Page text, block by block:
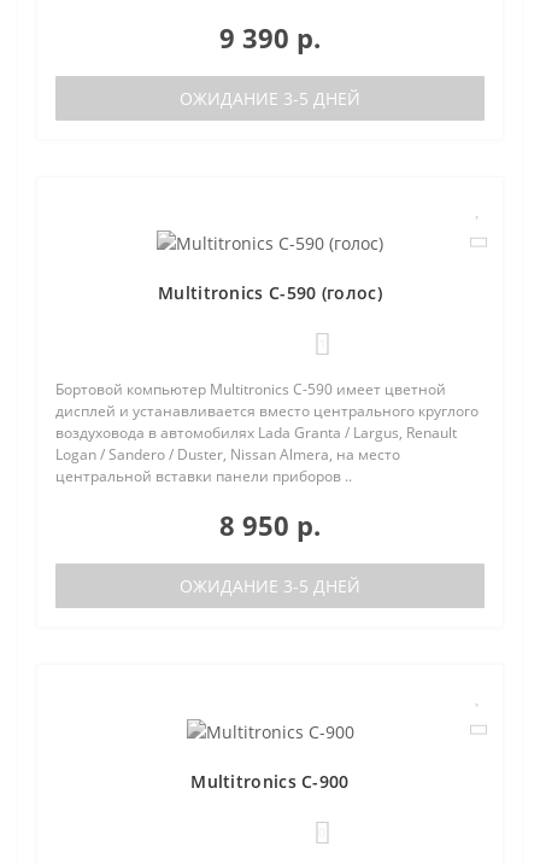
9 390 р.
ОЖИДАНИЕ 3-5 ДНЕЙ
Multitronics C-590 (голос)
Бортовой компьютер Multitronics C-590 имеет цветной
дисплей и устанавливается вместо центрального круглого
воздуховода в автомобилях Lada Granta / Largus, Renault
Logan / Sandero / Duster, Nissan Almera, на место
центральной вставки панели приборов ..
8 950 р.
ОЖИДАНИЕ 3-5 ДНЕЙ
Multitronics C-900